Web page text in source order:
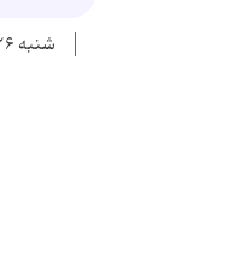
شنبه ۲۶ اسفند ۱۳۹۶ - ۰۰:۰۰